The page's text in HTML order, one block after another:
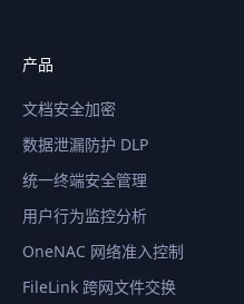
产品
文档安全加密
数据泄漏防护 DLP
统一终端安全管理
用户行为监控分析
OneNAC 网络准入控制
FileLink 跨网文件交换